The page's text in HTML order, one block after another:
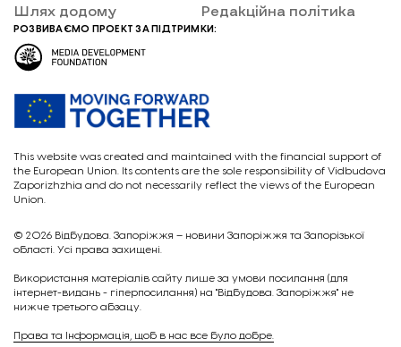
Шлях додому
Редакційна політика
РОЗВИВАЄМО ПРОЕКТ ЗА ПІДТРИМКИ:
This website was created and maintained with the financial support of
the European Union. Its contents are the sole responsibility of Vidbudova
Zaporizhzhia and do not necessarily reflect the views of the European
Union.
© 2026 Відбудова. Запоріжжя – новини Запоріжжя та Запорізької
області. Усі права захищені.
Викориcтання матеріалів сайту лише за умови посилання (для
інтернет-видань - гіперпосилання) на "Відбудова. Запоріжжя" не
нижче третього абзацу.
Права та Інформація, щоб в нас все було добре.